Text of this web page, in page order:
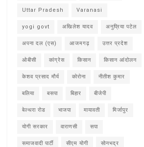
Uttar Pradesh Varanasi
yogi govt अखिलेश यादव अनुप्रिया पटेल
अपना दल (एस) आजमगढ़ उत्तर प्रदेश
ओबीसी कांग्रेस किसान किसान आंदोलन
केशव प्रसाद मौर्य कोरोना नीतीश कुमार
बलिया बसपा बिहार बीजेपी
बेल्थरा रोड भाजपा मायावती मिर्जापुर
योगी सरकार वाराणसी सपा
समाजवादी पार्टी सीएम योगी सोनभद्र